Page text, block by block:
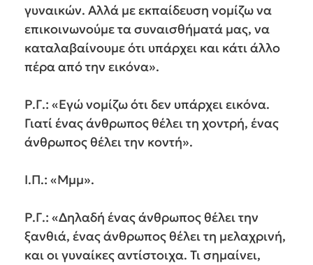
γυναικών. Αλλά με εκπαίδευση νομίζω να
επικοινωνούμε τα συναισθήματά μας, να
καταλαβαίνουμε ότι υπάρχει και κάτι άλλο
πέρα από την εικόνα».
Ρ.Γ.: «Εγώ νομίζω ότι δεν υπάρχει εικόνα.
Γιατί ένας άνθρωπος θέλει τη χοντρή, ένας
άνθρωπος θέλει την κοντή».
Ι.Π.: «Μμμ».
Ρ.Γ.: «Δηλαδή ένας άνθρωπος θέλει την
ξανθιά, ένας άνθρωπος θέλει τη μελαχρινή,
και οι γυναίκες αντίστοιχα. Τι σημαίνει,